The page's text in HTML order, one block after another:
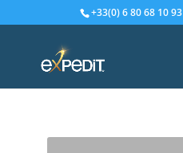
+33(0) 6 80 68 10 93